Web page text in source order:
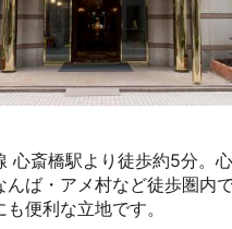
心斎橋駅より徒歩約5分。
んば・アメ村など徒歩圏内
便利な立地です。